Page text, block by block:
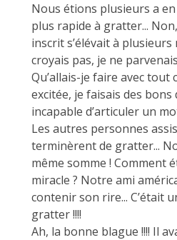
Nous étions plusieurs a
plus rapide à gratter...
inscrit s’élévait à plusieurs
croyais pas, je ne
Qu’allais-je faire avec tout
excitée, je faisais des
incapable d’articuler un
Les autres personnes
terminèrent de gratter...
même somme ! Comment
miracle ? Notre ami
contenir son rire... C’était
gratter !!!!
Ah, la bonne blague !!!! Il